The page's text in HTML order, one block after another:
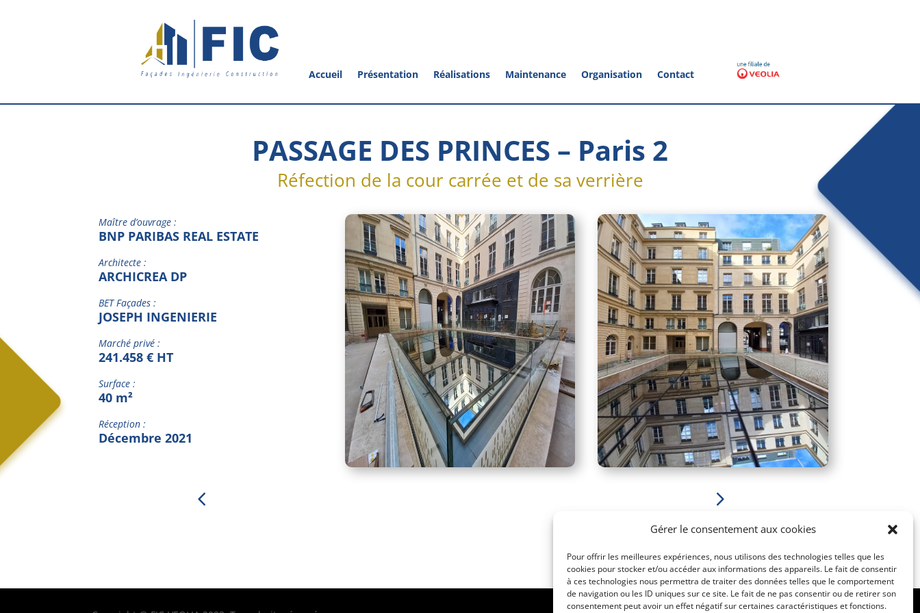
Gérer le consentement aux cookies
Pour offrir les meilleures expériences, nous utilisons des technologies telles que les
cookies pour stocker et/ou accéder aux informations des appareils. Le fait de consentir
à ces technologies nous permettra de traiter des données telles que le comportement
de navigation ou les ID uniques sur ce site. Le fait de ne pas consentir ou de retirer son
consentement peut avoir un effet négatif sur certaines caractéristiques et fonctions.
Accueil Présentation Réalisations Maintenance Organisation Contact
PASSAGE DES PRINCES – Paris 2
Réfection de la cour carrée et de sa verrière
Maître d’ouvrage :
BNP PARIBAS REAL ESTATE
Architecte :
ARCHICREA DP
BET Façades :
JOSEPH INGENIERIE
Marché privé :
241.458 € HT
Surface :
40 m²
Réception :
Décembre 2021
4 5